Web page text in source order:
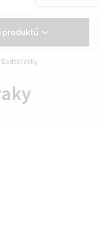
produktů
Kontakt
Sedací vaky